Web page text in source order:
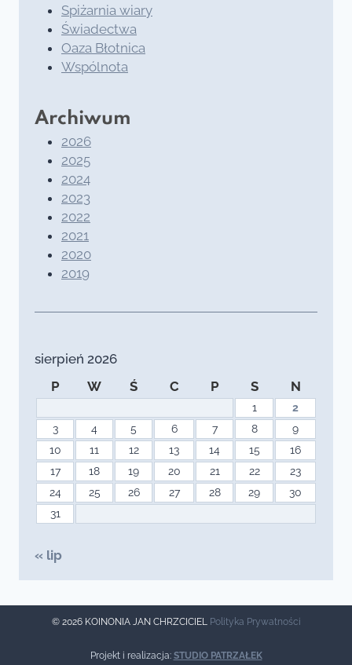
Spiżarnia wiary
Świadectwa
Oaza Błotnica
Wspólnota
Archiwum
2026
2025
2024
2023
2022
2021
2020
2019
sierpień 2026
P
W Ś C P S N
1
2
3
4 5 6 7 8
9
10
11 12 13 14 15
16
17
18 19 20 21 22
23
24
25 26 27 28 29
30
31
« lip
© 2026 KOINONIA JAN CHRZCICIEL Polityka Prywatności
Projekt i realizacja: STUDIO PATRZAŁEK